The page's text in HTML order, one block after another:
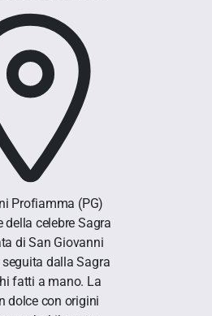
Profiamma (PG)
della celebre Sagra
di San Giovanni
dalla Sagra
fatti a mano. La
dolce con origini